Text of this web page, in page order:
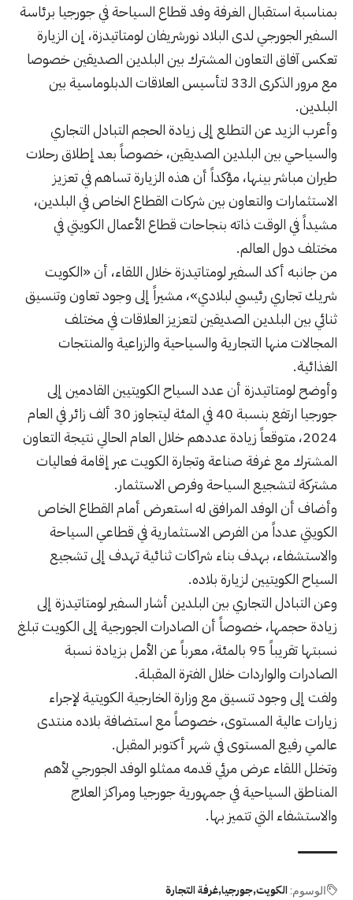
بمناسبة استقبال الغرفة وفد قطاع السياحة في جورجيا برئاسة
السفير الجورجي لدى البلاد نورشريفان لومتاتيدزة، إن الزيارة
تعكس آفاق التعاون المشترك بين البلدين الصديقين خصوصا
مع مرور الذكرى الـ33 لتأسيس العلاقات الدبلوماسية بين
البلدين.
وأعرب الزيد عن التطلع إلى زيادة الحجم التبادل التجاري
والسياحي بين البلدين الصديقين، خصوصاً بعد إطلاق رحلات
طيران مباشر بينها، مؤكداً أن هذه الزيارة تساهم في تعزيز
الاستثمارات والتعاون بين شركات القطاع الخاص في البلدين،
مشيداً في الوقت ذاته بنجاحات قطاع الأعمال الكويتي في
مختلف دول العالم.
من جانبه أكد السفير لومتاتيدزة خلال اللقاء، أن «الكويت
شريك تجاري رئيسي لبلادي»، مشيراً إلى وجود تعاون وتنسيق
ثنائي بين البلدين الصديقين لتعزيز العلاقات في مختلف
المجالات منها التجارية والسياحية والزراعية والمنتجات
الغذائية.
وأوضح لومتاتيدزة أن عدد السياح الكويتيين القادمين إلى
جورجيا ارتفع بنسبة 40 في المئة ليتجاوز 30 ألف زائر في العام
2024، متوقعاً زيادة عددهم خلال العام الحالي نتيجة التعاون
المشترك مع غرفة صناعة وتجارة الكويت عبر إقامة فعاليات
مشتركة لتشجيع السياحة وفرص الاستثمار.
وأضاف أن الوفد المرافق له استعرض أمام القطاع الخاص
الكويتي عدداً من الفرص الاستثمارية في قطاعي السياحة
والاستشفاء، بهدف بناء شراكات ثنائية تهدف إلى تشجيع
السياح الكويتيين لزيارة بلاده.
وعن التبادل التجاري بين البلدين أشار السفير لومتاتيدزة إلى
زيادة حجمها، خصوصاً أن الصادرات الجورجية إلى الكويت تبلغ
نسبتها تقريباً 95 بالمئة، معرباً عن الأمل بزيادة نسبة
الصادرات والواردات خلال الفترة المقبلة.
ولفت إلى وجود تنسيق مع وزارة الخارجية الكويتية لإجراء
زيارات عالية المستوى، خصوصاً مع استضافة بلاده منتدى
عالمي رفيع المستوى في شهر أكتوبر المقبل.
وتخلل اللقاء عرض مرئي قدمه ممثلو الوفد الجورجي لأهم
المناطق السياحية في جمهورية جورجيا ومراكز العلاج
والاستشفاء التي تتميز بها.
الوسوم: الكويتجورجياغرفة التجارة